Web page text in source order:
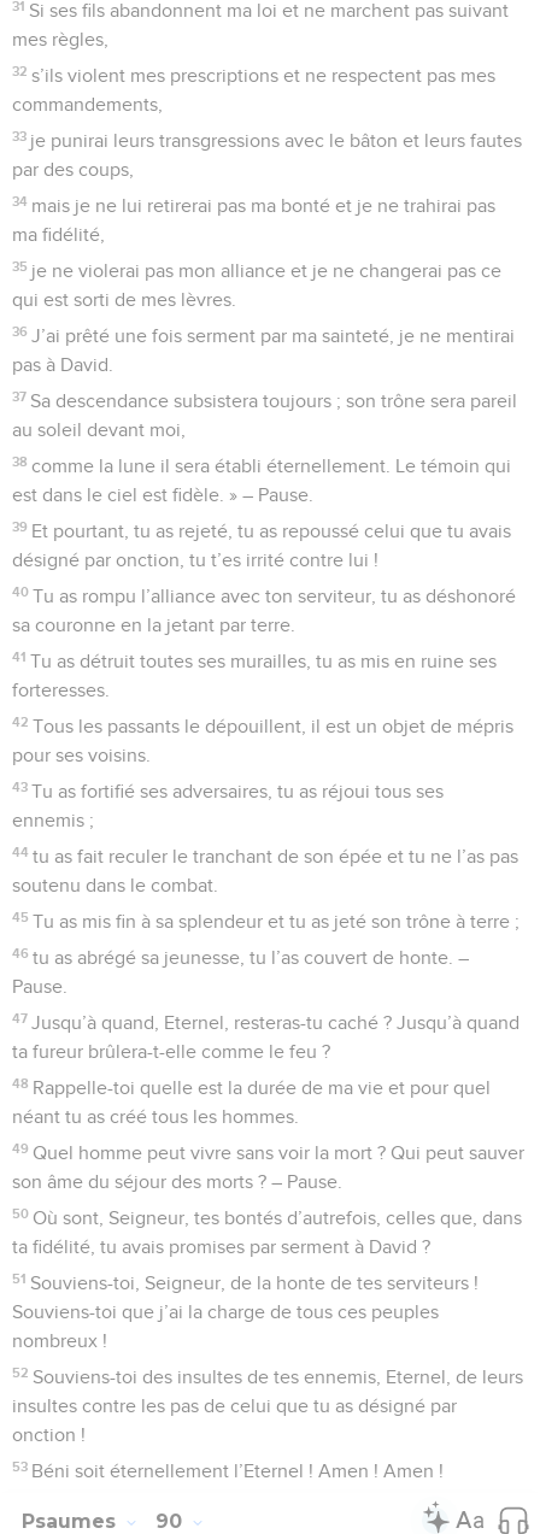
31 Si ses fils abandonnent ma loi et ne marchent pas suivant
mes règles,
32 s’ils violent mes prescriptions et ne respectent pas mes
commandements,
33 je punirai leurs transgressions avec le bâton et leurs fautes
par des coups,
34 mais je ne lui retirerai pas ma bonté et je ne trahirai pas
ma fidélité,
35 je ne violerai pas mon alliance et je ne changerai pas ce
qui est sorti de mes lèvres.
36 J’ai prêté une fois serment par ma sainteté, je ne mentirai
pas à David.
37 Sa descendance subsistera toujours ; son trône sera pareil
au soleil devant moi,
38 comme la lune il sera établi éternellement. Le témoin qui
est dans le ciel est fidèle. » – Pause.
39 Et pourtant, tu as rejeté, tu as repoussé celui que tu avais
désigné par onction, tu t’es irrité contre lui !
40 Tu as rompu l’alliance avec ton serviteur, tu as déshonoré
sa couronne en la jetant par terre.
41 Tu as détruit toutes ses murailles, tu as mis en ruine ses
forteresses.
42 Tous les passants le dépouillent, il est un objet de mépris
pour ses voisins.
43 Tu as fortifié ses adversaires, tu as réjoui tous ses
ennemis ;
44 tu as fait reculer le tranchant de son épée et tu ne l’as pas
soutenu dans le combat.
45 Tu as mis fin à sa splendeur et tu as jeté son trône à terre ;
46 tu as abrégé sa jeunesse, tu l’as couvert de honte. –
Pause.
47 Jusqu’à quand, Eternel, resteras-tu caché ? Jusqu’à quand
ta fureur brûlera-t-elle comme le feu ?
48 Rappelle-toi quelle est la durée de ma vie et pour quel
néant tu as créé tous les hommes.
49 Quel homme peut vivre sans voir la mort ? Qui peut sauver
son âme du séjour des morts ? – Pause.
50 Où sont, Seigneur, tes bontés d’autrefois, celles que, dans
ta fidélité, tu avais promises par serment à David ?
51 Souviens-toi, Seigneur, de la honte de tes serviteurs !
Souviens-toi que j’ai la charge de tous ces peuples
nombreux !
52 Souviens-toi des insultes de tes ennemis, Eternel, de leurs
insultes contre les pas de celui que tu as désigné par
onction !
53 Béni soit éternellement l’Eternel ! Amen ! Amen !
Psaumes 90